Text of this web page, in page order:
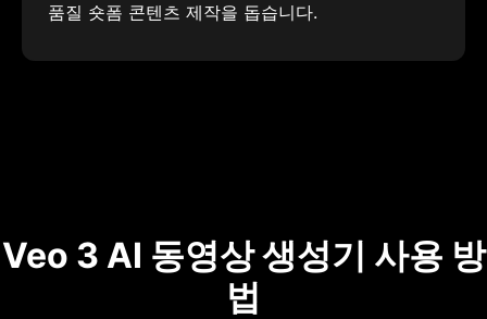
품질 숏폼 콘텐츠 제작을 돕습니다.
Veo 3 AI 동영상 생성기 사용 방
법